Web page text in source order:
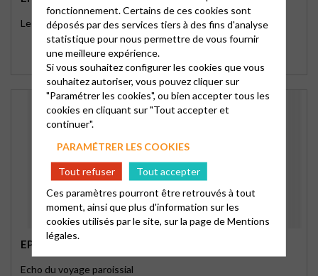
Le souffle d’une ère nouvelle
EPÎTRE 238
Echo du voyage paroissial
fonctionnement. Certains de ces cookies sont
déposés par des services tiers à des fins d'analyse
statistique pour nous permettre de vous fournir
une meilleure expérience.
Si vous souhaitez configurer les cookies que vous
souhaitez autoriser, vous pouvez cliquer sur
"Paramétrer les cookies", ou bien accepter tous les
cookies en cliquant sur "Tout accepter et
continuer".
PARAMÉTRER LES COOKIES
Tout refuser
Tout accepter
Ces paramètres pourront être retrouvés à tout
moment, ainsi que plus d'information sur les
cookies utilisés par le site, sur la page deMentions
légales.